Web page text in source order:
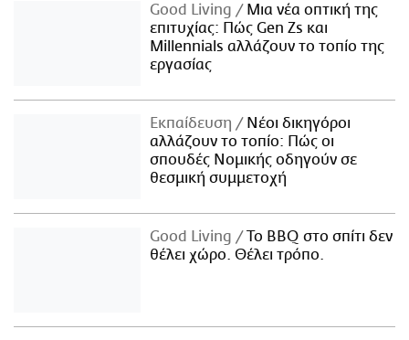
Good Living
Μια νέα οπτική της
επιτυχίας: Πώς Gen Zs και
Millennials αλλάζουν το τοπίο της
εργασίας
Εκπαίδευση
Νέοι δικηγόροι
αλλάζουν το τοπίο: Πώς οι
σπουδές Νομικής οδηγούν σε
θεσμική συμμετοχή
Good Living
Το BBQ στο σπίτι δεν
θέλει χώρο. Θέλει τρόπο.